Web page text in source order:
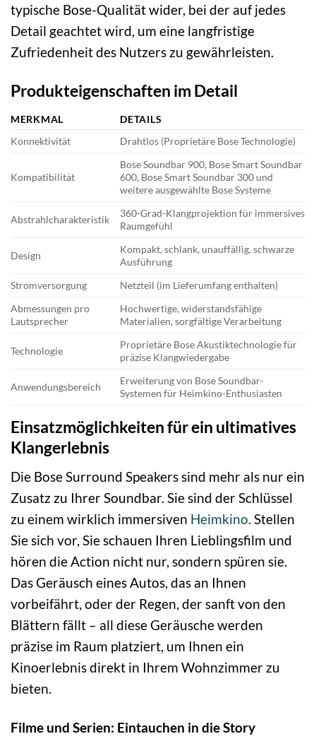
typische Bose-Qualität wider, bei der auf jedes
Detail geachtet wird, um eine langfristige
Zufriedenheit des Nutzers zu gewährleisten.
Produkteigenschaften im Detail
MERKMAL
DETAILS
Konnektivität
Drahtlos (Proprietäre Bose Technologie)
Kompatibilität
Bose Soundbar 900, Bose Smart Soundbar
600, Bose Smart Soundbar 300 und
weitere ausgewählte Bose Systeme
Abstrahlcharakteristik
360-Grad-Klangprojektion für immersives
Raumgefühl
Design
Kompakt, schlank, unauffällig, schwarze
Ausführung
Stromversorgung
Netzteil (im Lieferumfang enthalten)
Abmessungen pro
Lautsprecher
Hochwertige, widerstandsfähige
Materialien, sorgfältige Verarbeitung
Technologie
Proprietäre Bose Akustiktechnologie für
präzise Klangwiedergabe
Anwendungsbereich
Erweiterung von Bose Soundbar-
Systemen für Heimkino-Enthusiasten
Einsatzmöglichkeiten für ein ultimatives
Klangerlebnis
Die Bose Surround Speakers sind mehr als nur ein
Zusatz zu Ihrer Soundbar. Sie sind der Schlüssel
zu einem wirklich immersiven Heimkino. Stellen
Sie sich vor, Sie schauen Ihren Lieblingsfilm und
hören die Action nicht nur, sondern spüren sie.
Das Geräusch eines Autos, das an Ihnen
vorbeifährt, oder der Regen, der sanft von den
Blättern fällt – all diese Geräusche werden
präzise im Raum platziert, um Ihnen ein
Kinoerlebnis direkt in Ihrem Wohnzimmer zu
bieten.
Filme und Serien: Eintauchen in die Story